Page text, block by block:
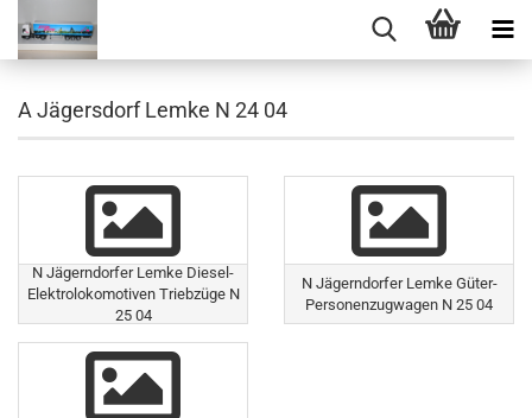
A Jägersdorf Lemke N 24 04
N Jägerndorfer Lemke Diesel-
Elektrolokomotiven Triebzüge N
25 04
N Jägerndorfer Lemke Güter-
Personenzugwagen N 25 04